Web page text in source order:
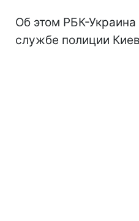
Об этом РБК-
службе полиции